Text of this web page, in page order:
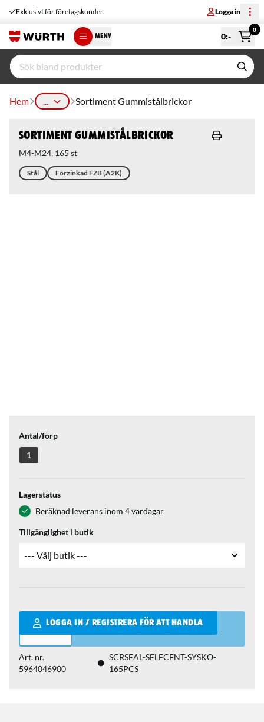
Exklusivt för företagskunder Logga in
MENY 0:-
0
Hem ... Sortiment Gummistålbrickor
Sortiment Gummistålbrickor
M4-M24, 165 st
Stål Förzinkad FZB (A2K)
Antal/förp
1
Lagerstatus
Beräknad leverans inom 4 vardagar
Tillgänglighet i butik
LOGGA IN / REGISTRERA FÖR ATT HANDLA
Qantity
Art. nr.
5964046900
SCRSEAL-SELFCENT-SYSKO-
165PCS